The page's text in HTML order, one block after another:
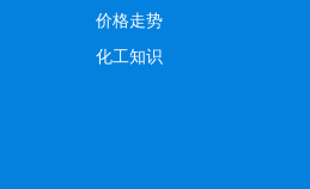
价格走势
化工知识